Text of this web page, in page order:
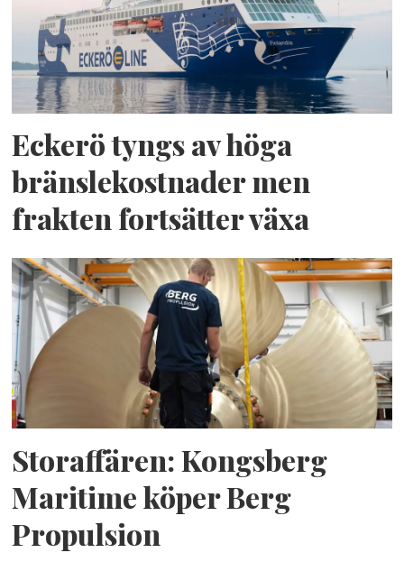
Eckerö tyngs av höga
bränslekostnader men
frakten fortsätter växa
Storaffären: Kongsberg
Maritime köper Berg
Propulsion